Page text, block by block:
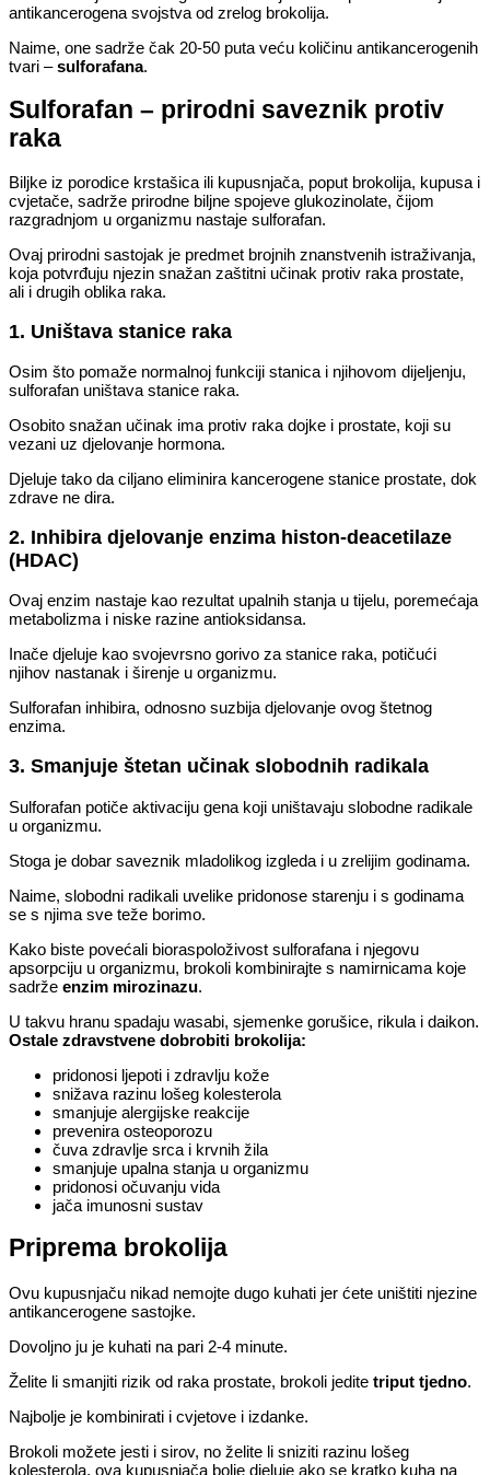
antikancerogena svojstva od zrelog brokolija.
Naime, one sadrže čak 20-50 puta veću količinu antikancerogenih
tvari –sulforafana.
Sulforafan – prirodni saveznik protiv
raka
Biljke iz porodice krstašica ili kupusnjača, poput brokolija, kupusa i
cvjetače, sadrže prirodne biljne spojeve glukozinolate, čijom
razgradnjom u organizmu nastaje sulforafan.
Ovaj prirodni sastojak je predmet brojnih znanstvenih istraživanja,
koja potvrđuju njezin snažan zaštitni učinak protiv raka prostate,
ali i drugih oblika raka.
1. Uništava stanice raka
Osim što pomaže normalnoj funkciji stanica i njihovom dijeljenju,
sulforafan uništava stanice raka.
Osobito snažan učinak ima protiv raka dojke i prostate, koji su
vezani uz djelovanje hormona.
Djeluje tako da ciljano eliminira kancerogene stanice prostate, dok
zdrave ne dira.
2. Inhibira djelovanje enzima histon-deacetilaze
(HDAC)
Ovaj enzim nastaje kao rezultat upalnih stanja u tijelu, poremećaja
metabolizma i niske razine antioksidansa.
Inače djeluje kao svojevrsno gorivo za stanice raka, potičući
njihov nastanak i širenje u organizmu.
Sulforafan inhibira, odnosno suzbija djelovanje ovog štetnog
enzima.
3. Smanjuje štetan učinak slobodnih radikala
Sulforafan potiče aktivaciju gena koji uništavaju slobodne radikale
u organizmu.
Stoga je dobar saveznik mladolikog izgleda i u zrelijim godinama.
Naime, slobodni radikali uvelike pridonose starenju i s godinama
se s njima sve teže borimo.
Kako biste povećali bioraspoloživost sulforafana i njegovu
apsorpciju u organizmu, brokoli kombinirajte s namirnicama koje
sadrže enzim mirozinazu.
U takvu hranu spadaju wasabi, sjemenke gorušice, rikula i daikon.
Ostale zdravstvene dobrobiti brokolija:
pridonosi ljepoti i zdravlju kože
snižava razinu lošeg kolesterola
smanjuje alergijske reakcije
prevenira osteoporozu
čuva zdravlje srca i krvnih žila
smanjuje upalna stanja u organizmu
pridonosi očuvanju vida
jača imunosni sustav
Priprema brokolija
Ovu kupusnjaču nikad nemojte dugo kuhati jer ćete uništiti njezine
antikancerogene sastojke.
Dovoljno ju je kuhati na pari 2-4 minute.
Želite li smanjiti rizik od raka prostate, brokoli jedite triput tjedno.
Najbolje je kombinirati i cvjetove i izdanke.
Brokoli možete jesti i sirov, no želite li sniziti razinu lošeg
kolesterola, ova kupusnjača bolje djeluje ako se kratko kuha na